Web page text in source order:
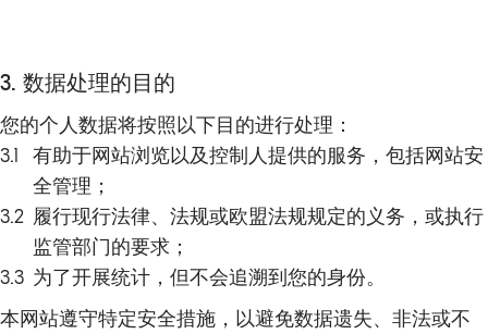
3. 数据处理的目的
您的个人数据将按照以下目的进行处理：
3.1
有助于网站浏览以及控制人提供的服务，包括网站安
全管理；
3.2 履行现行法律、法规或欧盟法规规定的义务，或执行
监管部门的要求；
3.3 为了开展统计，但不会追溯到您的身份。
本网站遵守特定安全措施，以避免数据遗失、非法或不